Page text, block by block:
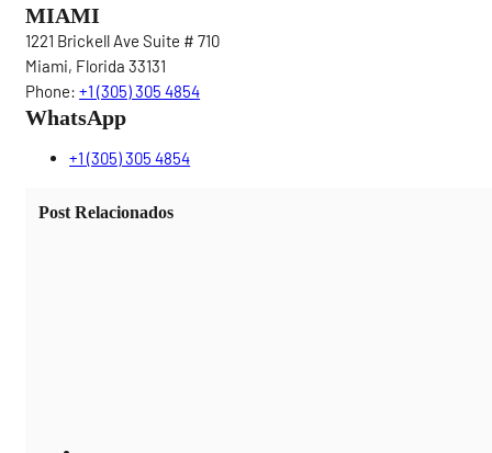
MIAMI
1221 Brickell Ave Suite # 710
Miami, Florida 33131
Phone: +1 (305) 305 4854
WhatsApp
+1 (305) 305 4854
Post Relacionados